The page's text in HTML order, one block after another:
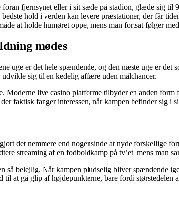
fjernsynet eller i sit sæde på stadion, glæde sig
hold i verden kan levere præstationer, der får
at holde humøret oppe, mens man fortsat følger
mødes
uge er det hele spændende, og den næste uge er
sig til en kedelig affære uden målchancer.
Moderne live casino platforme tilbyder en anden
faktisk fanger interessen, når kampen befinder sig i
det nemmere end nogensinde at nyde forskellige
streaming af en fodboldkamp på tv’et, mens man
så belejlig. Når kampen pludselig bliver spændende
at gå glip af højdepunkterne, bare fordi størstedelen